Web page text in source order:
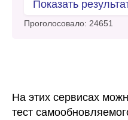
Показать
Проголосовало: 24651
На этих сервисах
тест